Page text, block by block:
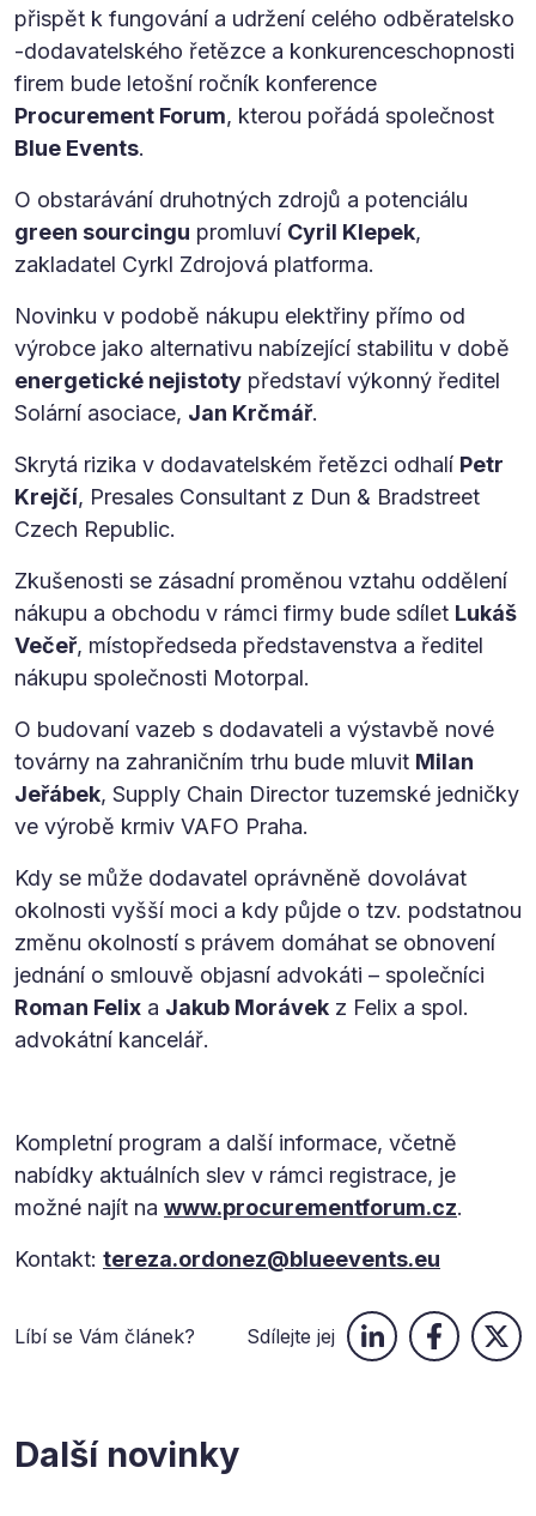
přispět k fungování a udržení celého odběratelsko
-dodavatelského řetězce a konkurenceschopnosti
firem bude letošní ročník konference
Procurement Forum, kterou pořádá společnost
Blue Events.
O obstarávání druhotných zdrojů a potenciálu
green sourcingu promluví Cyril Klepek,
zakladatel Cyrkl Zdrojová platforma.
Novinku v podobě nákupu elektřiny přímo od
výrobce jako alternativu nabízející stabilitu v době
energetické nejistoty představí výkonný ředitel
Solární asociace, Jan Krčmář.
Skrytá rizika v dodavatelském řetězci odhalí Petr
Krejčí, Presales Consultant z Dun & Bradstreet
Czech Republic.
Zkušenosti se zásadní proměnou vztahu oddělení
nákupu a obchodu v rámci firmy bude sdílet Lukáš
Večeř, místopředseda představenstva a ředitel
nákupu společnosti Motorpal.
O budovaní vazeb s dodavateli a výstavbě nové
továrny na zahraničním trhu bude mluvit Milan
Jeřábek, Supply Chain Director tuzemské jedničky
ve výrobě krmiv VAFO Praha.
Kdy se může dodavatel oprávněně dovolávat
okolnosti vyšší moci a kdy půjde o tzv. podstatnou
změnu okolností s právem domáhat se obnovení
jednání o smlouvě objasní advokáti – společníci
Roman Felix a Jakub Morávek z Felix a spol.
advokátní kancelář.
Kompletní program a další informace, včetně
nabídky aktuálních slev v rámci registrace, je
možné najít na www.procurementforum.cz.
Kontakt: tereza.ordonez@blueevents.eu
Líbí se Vám článek? Sdílejte jej
Další novinky